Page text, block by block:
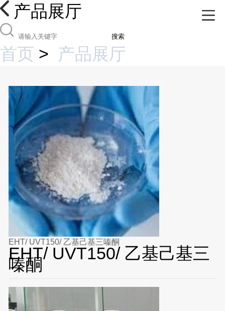
产品展厅
搜索
首页 > 产品展厅
EHT/ UVT150/ 乙基己基三嗪酮
EHT/ UVT150/ 乙基己基三
嗪酮